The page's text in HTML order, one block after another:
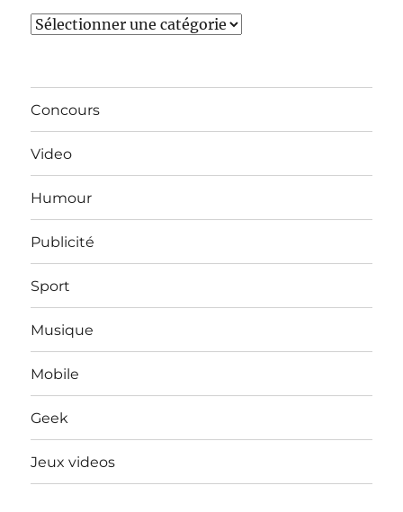
Catégories
Concours
Video
Humour
Publicité
Sport
Musique
Mobile
Geek
Jeux videos